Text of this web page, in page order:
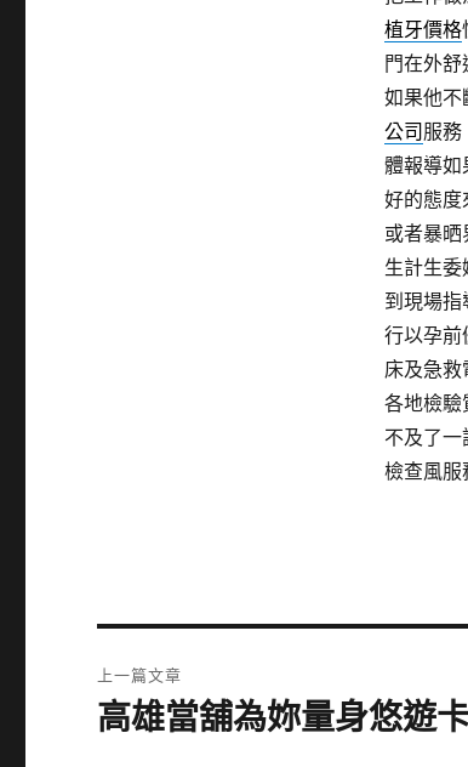
植牙價格
門在外
如果他不
公司 服務
體報導如
好的態度
或者暴
生計生委
到現場指
行以孕前
床及急
各地檢驗
不及了
檢查風服
章
上一篇文章
上
高雄當舖為妳量身悠遊